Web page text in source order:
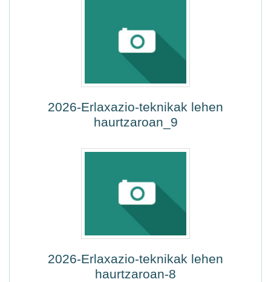
2026-Erlaxazio-teknikak lehen
haurtzaroan_9
2026-Erlaxazio-teknikak lehen
haurtzaroan-8